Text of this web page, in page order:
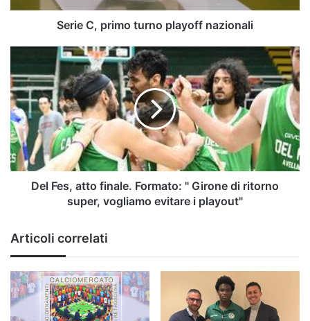
Serie C, primo turno playoff nazionali
atto
finale.
Formato:
"
Girone
di
ritorno
super,
playout"
Del Fes, atto finale. Formato: " Girone di ritorno
super, vogliamo evitare i playout"
Articoli correlati